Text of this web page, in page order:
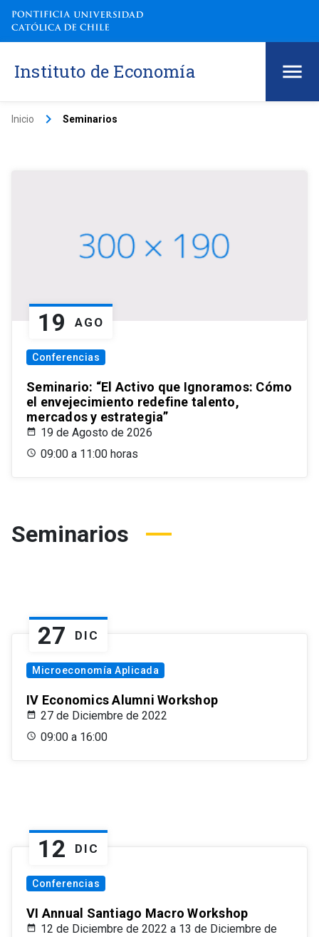
Instituto de Economía
Inicio keyboard_arrow_right Seminarios
19 AGO
Conferencias
Seminario: “El Activo que Ignoramos: Cómo
el envejecimiento redefine talento,
mercados y estrategia”
19 de Agosto de 2026
09:00 a 11:00 horas
Seminarios
27 DIC
Microeconomía Aplicada
IV Economics Alumni Workshop
27 de Diciembre de 2022
09:00 a 16:00
12 DIC
Conferencias
VI Annual Santiago Macro Workshop
12 de Diciembre de 2022 a 13 de Diciembre de